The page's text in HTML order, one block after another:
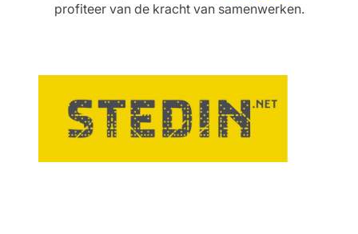
profiteer van de kracht van samenwerken.